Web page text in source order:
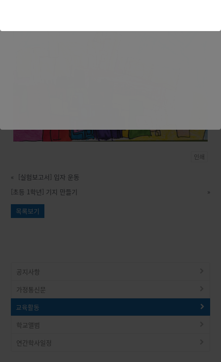
인쇄
« [실험보고서] 입자 운동
[초등 1학년] 기지 만들기
»
목록보기
공지사항
가정통신문
교육활동
학교앨범
연간학사일정